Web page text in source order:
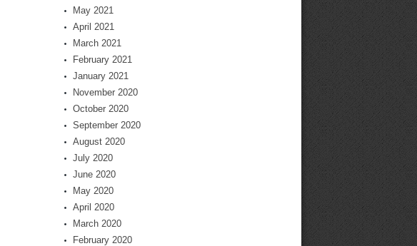
May 2021
April 2021
March 2021
February 2021
January 2021
November 2020
October 2020
September 2020
August 2020
July 2020
June 2020
May 2020
April 2020
March 2020
February 2020